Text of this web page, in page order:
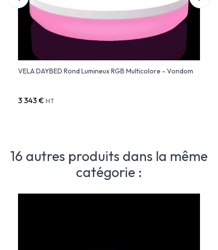
VELA DAYBED Rond Lumineux RGB Multicolore - Vondom
3 343 € HT
16 autres produits dans la même
catégorie :